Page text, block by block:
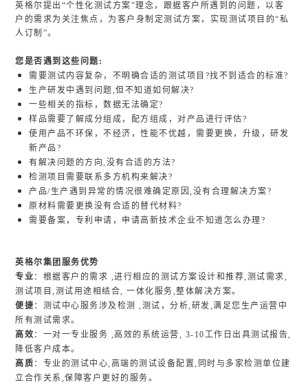
英格尔提出“个性化测试方案”理念，跟据客户所遇到的问题，以客
户的需求为关注焦点，为客户身制定测试方案，实现测试项目的“私
人订制”。
您是否遇到这些问题:
需要测试内容复杂，不明确合适的测试项目?找不到适合的标准?
生产研发中遇到问题,但不知道如何解决?
一些相关的指标，数据无法确定?
样品需要了解成分组成，配方组成，对产品进行评估?
使用产品不环保，不经济，性能不优越，需要更换，升级，研发
新产品?
有解决问题的方向,没有合适的方法?
检测项目需要联系多方机构来解决?
产品/生产遇到异常的情况很难确定原因,没有合理解决方案?
原材料需要更换没有合适的替代材料?
需要备案，专利申请，申请高新技术企业不知道怎么办理?
英格尔集团服务优势
专业 ：根据客户的需求 ,进行相应的测试方案设计和推荐,测试需求,
测试项目,测试用途相结合, 一体化服务,整体解决方案。
便捷 ：测试中心服务涉及检测 ,测试，分析,研发,满足您生产运营中
所有测试需求。
高效 ：一对一专业服务 ,高效的系统运营, 3-10工作日出具测试报告,
降低客户成本。
高质 ：专业的测试中心,高端的测试设备配置,同时与多家检测单位建
立合作关系,保障客户更好的服务。